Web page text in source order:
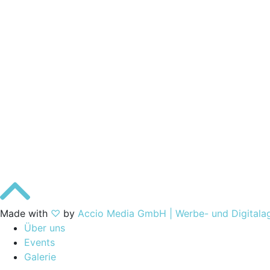
Made with ♡ by Accio Media GmbH | Werbe- und
Über uns
Events
Galerie